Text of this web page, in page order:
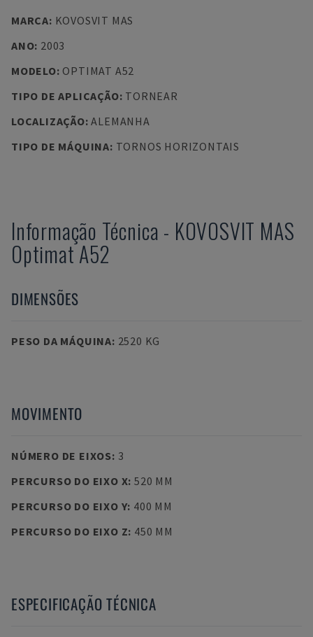
MARCA: KOVOSVIT MAS
ANO: 2003
MODELO: OPTIMAT A52
TIPO DE APLICAÇÃO: TORNEAR
LOCALIZAÇÃO:ALEMANHA
TIPO DE MÁQUINA: TORNOS HORIZONTAIS
Informação Técnica - KOVOSVIT MAS
Optimat A52
DIMENSÕES
PESO DA MÁQUINA: 2520 KG
MOVIMENTO
NÚMERO DE EIXOS: 3
PERCURSO DO EIXO X: 520 MM
PERCURSO DO EIXO Y: 400 MM
PERCURSO DO EIXO Z: 450 MM
ESPECIFICAÇÃO TÉCNICA